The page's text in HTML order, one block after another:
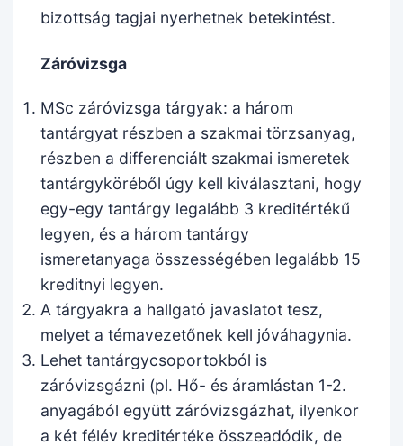
bizottság tagjai nyerhetnek betekintést.
Záróvizsga
MSc záróvizsga tárgyak: a három
tantárgyat részben a szakmai törzsanyag,
részben a differenciált szakmai ismeretek
tantárgyköréből úgy kell kiválasztani, hogy
egy-egy tantárgy legalább 3 kreditértékű
legyen, és a három tantárgy
ismeretanyaga összességében legalább 15
kreditnyi legyen.
A tárgyakra a hallgató javaslatot tesz,
melyet a témavezetőnek kell jóváhagynia.
Lehet tantárgycsoportokból is
záróvizsgázni (pl. Hő- és áramlástan 1-2.
anyagából együtt záróvizsgázhat, ilyenkor
a két félév kreditértéke összeadódik, de